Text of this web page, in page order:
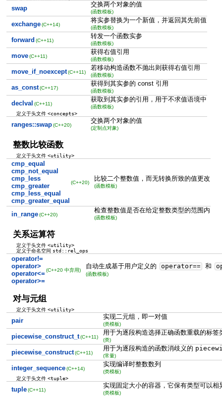
swap
交换两个对象的值
(函数模板)
exchange (C++14)
将实参替换为一个新值，并返回其先前值
(函数模板)
forward (C++11)
转发一个函数实参
(函数模板)
move (C++11)
获得右值引用
(函数模板)
move_if_noexcept (C++11)
若移动构造函数不抛出则获得右值引用
(函数模板)
as_const (C++17)
获得到其实参的 const 引用
(函数模板)
declval (C++11)
获取到其实参的引用，用于不求值语境中
(函数模板)
定义于头文件<concepts>
ranges::swap (C++20)
交换两个对象的值
(定制点对象)
整数比较函数
定义于头文件<utility>
cmp_equal
cmp_not_equal
cmp_less
cmp_greater
cmp_less_equal
cmp_greater_equal
(C++20)
比较二个整数值，而无转换所致的值更改
(函数模板)
in_range (C++20)
检查整数值是否在给定整数类型的范围内
(函数模板)
关系运算符
定义于头文件<utility>
定义于命名空间 std::rel_ops
operator!=
operator>
operator<=
operator>=
(C++20 中弃用)
自动生成基于用户定义的 operator== 和
(函数模板)
对与元组
定义于头文件<utility>
pair
实现二元组，即一对值
(类模板)
piecewise_construct_t (C++11)
用于为逐段构造选择正确函数重载的标签
(类)
piecewise_construct (C++11)
用于为逐段构造的函数消歧义的
(常量)
integer_sequence (C++14)
实现编译时整数数列
(类模板)
定义于头文件<tuple>
tuple (C++11)
实现固定大小的容器，它保有类型可以相
(类模板)